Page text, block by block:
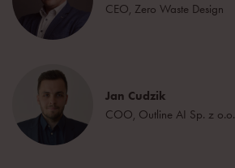
CEO, Zero Waste Design
Jan Cudzik
COO, Outline AI Sp. z o.o.